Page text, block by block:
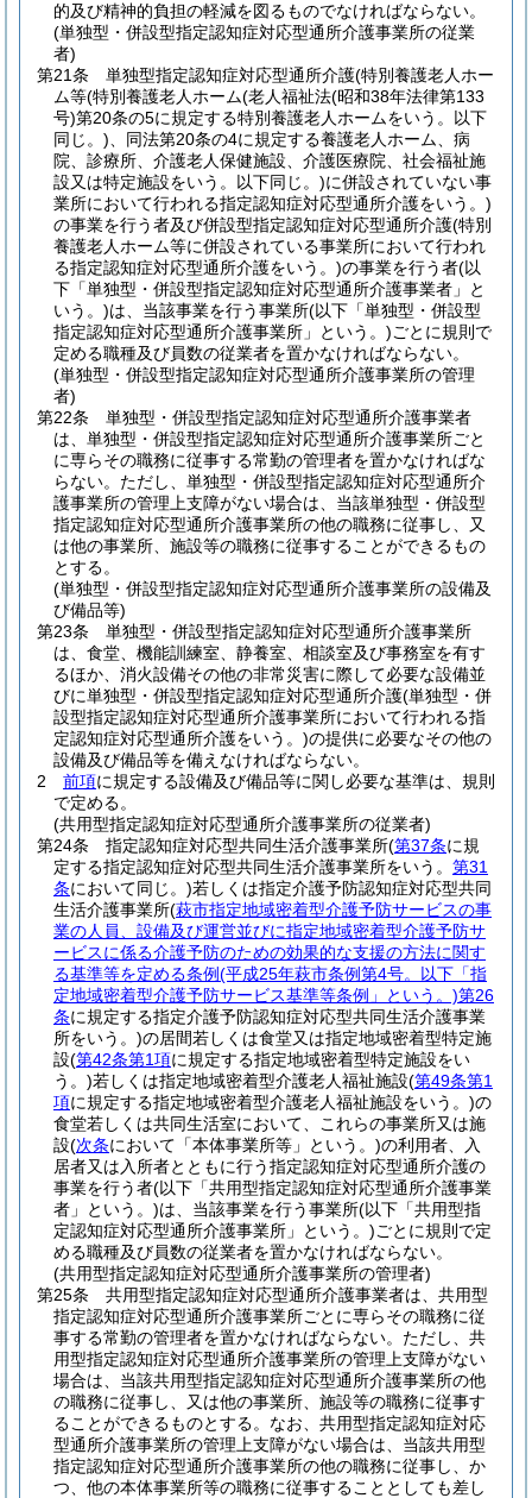
的及び精神的負担の軽減を図るものでなければならない。
(単独型・併設型指定認知症対応型通所介護事業所の従業
者)
第21条
単独型指定認知症対応型通所介護(特別養護老人ホー
ム等(特別養護老人ホーム(老人福祉法(昭和38年法律第133
号)第20条の5に規定する特別養護老人ホームをいう。以下
同じ。) 、同法第20条の4に規定する養護老人ホーム、病
院、診療所、介護老人保健施設、介護医療院、社会福祉施
設又は特定施設をいう。以下同じ。)に併設されていない事
業所において行われる指定認知症対応型通所介護をいう。)
の事業を行う者及び併設型指定認知症対応型通所介護(特別
養護老人ホーム等に併設されている事業所において行われ
る指定認知症対応型通所介護をいう。)の事業を行う者(以
下「単独型・併設型指定認知症対応型通所介護事業者」と
いう。)は、当該事業を行う事業所(以下「単独型・併設型
指定認知症対応型通所介護事業所」という。)ごとに規則で
定める職種及び員数の従業者を置かなければならない。
(単独型・併設型指定認知症対応型通所介護事業所の管理
者)
第22条
単独型・併設型指定認知症対応型通所介護事業者
は、単独型・併設型指定認知症対応型通所介護事業所ごと
に専らその職務に従事する常勤の管理者を置かなければな
らない。 ただし、単独型・併設型指定認知症対応型通所介
護事業所の管理上支障がない場合は、当該単独型・併設型
指定認知症対応型通所介護事業所の他の職務に従事し、又
は他の事業所、施設等の職務に従事することができるもの
とする。
(単独型・併設型指定認知症対応型通所介護事業所の設備及
び備品等)
第23条
単独型・併設型指定認知症対応型通所介護事業所
は、食堂、機能訓練室、静養室、相談室及び事務室を有す
るほか、消火設備その他の非常災害に際して必要な設備並
びに単独型・併設型指定認知症対応型通所介護(単独型・併
設型指定認知症対応型通所介護事業所において行われる指
定認知症対応型通所介護をいう。)の提供に必要なその他の
設備及び備品等を備えなければならない。
2
前項に規定する設備及び備品等に関し必要な基準は、規則
で定める。
(共用型指定認知症対応型通所介護事業所の従業者)
第24条
指定認知症対応型共同生活介護事業所(第37条に規
定する指定認知症対応型共同生活介護事業所をいう。 第31
条において同じ。)若しくは指定介護予防認知症対応型共同
生活介護事業所(萩市指定地域密着型介護予防サービスの事
業の人員、設備及び運営並びに指定地域密着型介護予防サ
ービスに係る介護予防のための効果的な支援の方法に関す
る基準等を定める条例(平成25年萩市条例第4号。以下「指
定地域密着型介護予防サービス基準等条例」という。)第26
条に規定する指定介護予防認知症対応型共同生活介護事業
所をいう。)の居間若しくは食堂又は指定地域密着型特定施
設(第42条第1項に規定する指定地域密着型特定施設をい
う。)若しくは指定地域密着型介護老人福祉施設(第49条第1
項に規定する指定地域密着型介護老人福祉施設をいう。)の
食堂若しくは共同生活室において、これらの事業所又は施
設(次条において「本体事業所等」という。)の利用者、入
居者又は入所者とともに行う指定認知症対応型通所介護の
事業を行う者(以下「共用型指定認知症対応型通所介護事業
者」という。)は、当該事業を行う事業所(以下「共用型指
定認知症対応型通所介護事業所」という。)ごとに規則で定
める職種及び員数の従業者を置かなければならない。
(共用型指定認知症対応型通所介護事業所の管理者)
第25条
共用型指定認知症対応型通所介護事業者は、共用型
指定認知症対応型通所介護事業所ごとに専らその職務に従
事する常勤の管理者を置かなければならない。 ただし、共
用型指定認知症対応型通所介護事業所の管理上支障がない
場合は、当該共用型指定認知症対応型通所介護事業所の他
の職務に従事し、又は他の事業所、施設等の職務に従事す
ることができるものとする。 なお、共用型指定認知症対応
型通所介護事業所の管理上支障がない場合は、当該共用型
指定認知症対応型通所介護事業所の他の職務に従事し、か
つ、他の本体事業所等の職務に従事することとしても差し